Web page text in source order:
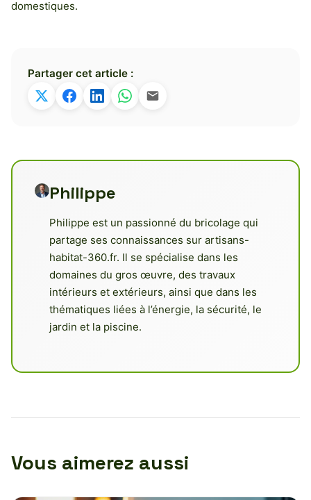
domestiques.
Partager cet article :
Philippe
Philippe est un passionné du bricolage qui
partage ses connaissances sur artisans-
habitat-360.fr. Il se spécialise dans les
domaines du gros œuvre, des travaux
intérieurs et extérieurs, ainsi que dans les
thématiques liées à l’énergie, la sécurité, le
jardin et la piscine.
Vous aimerez aussi